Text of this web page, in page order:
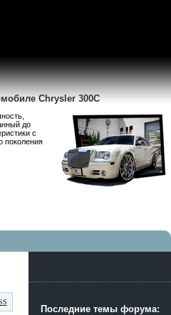
Chrysler 300C
до
с
поколения
Последние темы форума: